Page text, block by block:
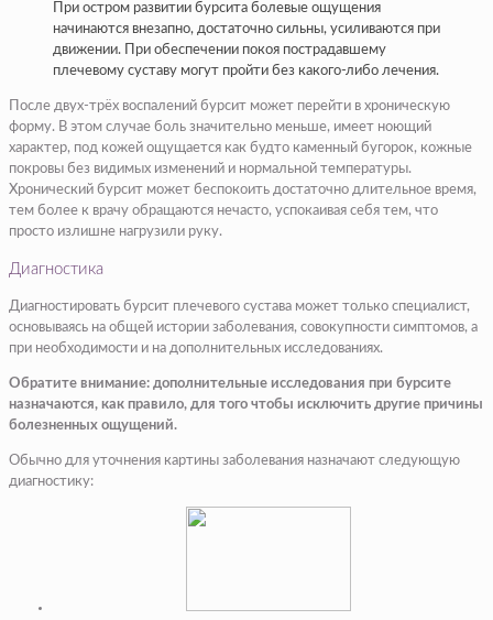
При остром развитии бурсита болевые ощущения
начинаются внезапно, достаточно сильны, усиливаются при
движении. При обеспечении покоя пострадавшему
плечевому суставу могут пройти без какого-либо лечения.
После двух-трёх воспалений бурсит может перейти в хроническую
форму. В этом случае боль значительно меньше, имеет ноющий
характер, под кожей ощущается как будто каменный бугорок, кожные
покровы без видимых изменений и нормальной температуры.
Хронический бурсит может беспокоить достаточно длительное время,
тем более к врачу обращаются нечасто, успокаивая себя тем, что
просто излишне нагрузили руку.
Диагностика
Диагностировать бурсит плечевого сустава может только специалист,
основываясь на общей истории заболевания, совокупности симптомов, а
при необходимости и на дополнительных исследованиях.
Обратите внимание: дополнительные исследования при бурсите
назначаются, как правило, для того чтобы исключить другие причины
болезненных ощущений.
Обычно для уточнения картины заболевания назначают следующую
диагностику: